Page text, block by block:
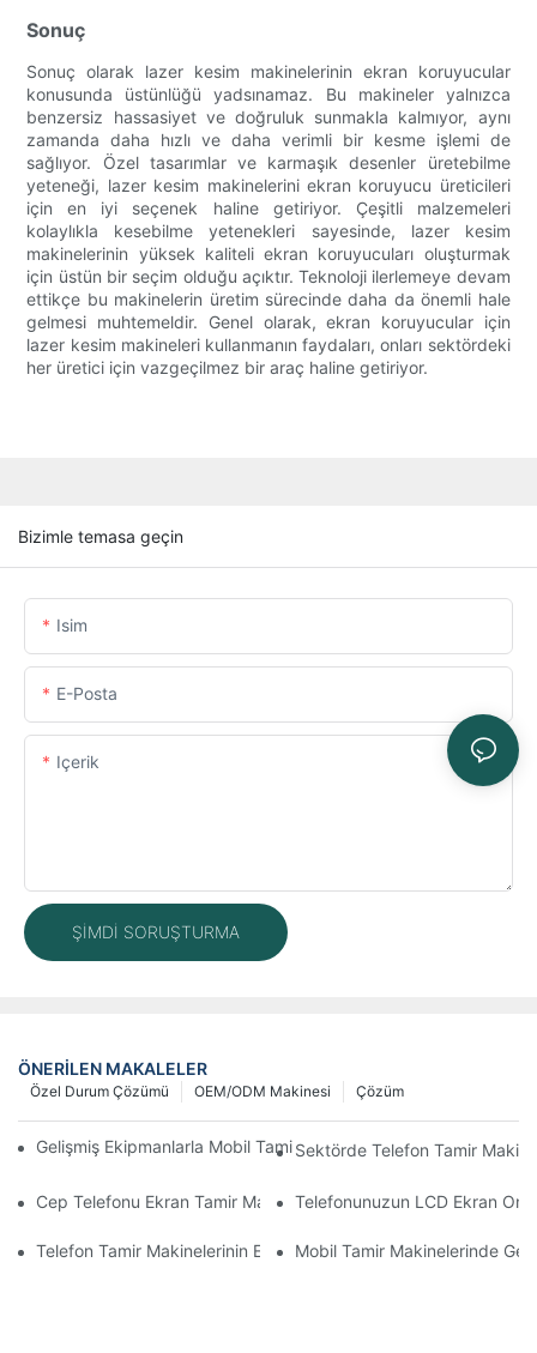
Sonuç
Sonuç olarak lazer kesim makinelerinin ekran koruyucular
konusunda üstünlüğü yadsınamaz. Bu makineler yalnızca
benzersiz hassasiyet ve doğruluk sunmakla kalmıyor, aynı
zamanda daha hızlı ve daha verimli bir kesme işlemi de
sağlıyor. Özel tasarımlar ve karmaşık desenler üretebilme
yeteneği, lazer kesim makinelerini ekran koruyucu üreticileri
için en iyi seçenek haline getiriyor. Çeşitli malzemeleri
kolaylıkla kesebilme yetenekleri sayesinde, lazer kesim
makinelerinin yüksek kaliteli ekran koruyucuları oluşturmak
için üstün bir seçim olduğu açıktır. Teknoloji ilerlemeye devam
ettikçe bu makinelerin üretim sürecinde daha da önemli hale
gelmesi muhtemeldir. Genel olarak, ekran koruyucular için
lazer kesim makineleri kullanmanın faydaları, onları sektördeki
her üretici için vazgeçilmez bir araç haline getiriyor.
Bizimle temasa geçin
Isim
E-Posta
Içerik
ŞIMDI SORUŞTURMA
ÖNERILEN MAKALELER
Çözüm
OEM/ODM Makinesi
Özel Durum Çözümü
Gelişmiş Ekipmanlarla Mobil Tamir İş Akışınızı Nasıl
Sektörde Telefon Tamir
Cep Telefonu Ekran Tamir Makineniz İçin Doğru Aksesuarları
Telefonunuzun LCD Ekran
Telefon Tamir Makinelerinin Ekran ve Batarya Değişiminde
Mobil Tamir Makinelerinde